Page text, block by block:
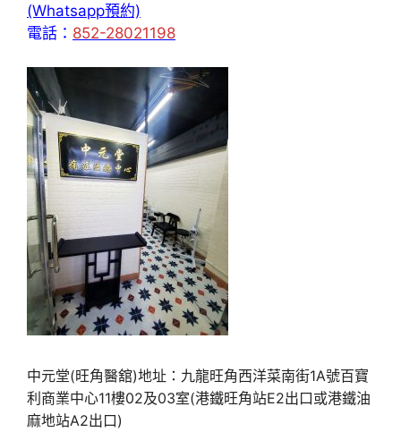
(Whatsapp預約)
電話： 852-28021198
中元堂(旺角醫舘)地址：九龍旺角西洋菜南街1A號百寶
利商業中心11樓02及03室(港鐵旺角站E2出口或港鐵油
麻地站A2出口)